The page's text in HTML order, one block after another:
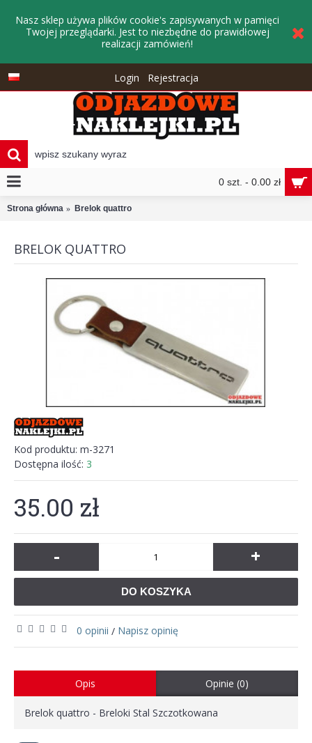
Nasz sklep używa plików cookie's zapisywanych w pamięci
Twojej przeglądarki. Jest to niezbędne do prawidłowej
realizacji zamówień!
Login Rejestracja
0 szt. - 0.00 zł
Strona główna Brelok quattro
BRELOK QUATTRO
Kod produktu: m-3271
Dostępna ilość: 3
35.00 zł
- +
DO KOSZYKA
0 opinii / Napisz opinię
Opis Opinie (0)
Brelok quattro - Breloki Stal Szczotkowana